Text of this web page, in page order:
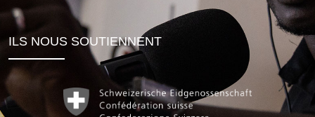
ILS NOUS SOUTIENNENT